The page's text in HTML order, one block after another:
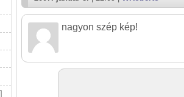
]
nagyon szép kép!